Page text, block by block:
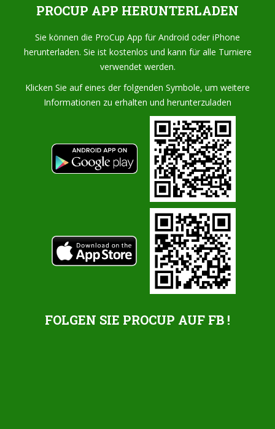
PROCUP APP HERUNTERLADEN
Sie können die ProCup App für Android oder iPhone
herunterladen. Sie ist kostenlos und kann für alle Turniere
verwendet werden.
Klicken Sie auf eines der folgenden Symbole, um weitere
Informationen zu erhalten und herunterzuladen
FOLGEN SIE PROCUP AUF FB !